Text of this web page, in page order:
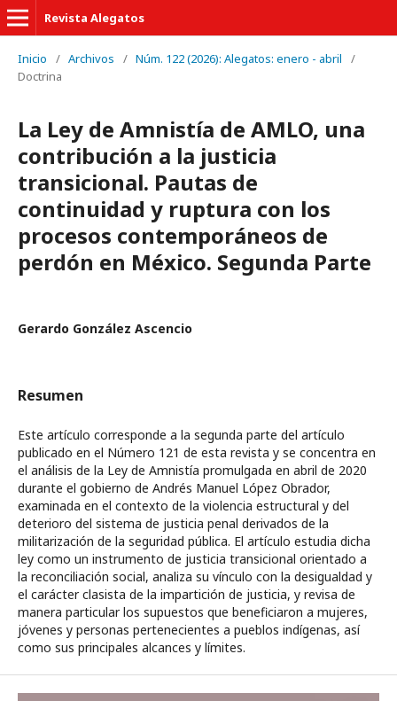
Revista Alegatos
Inicio / Archivos / Núm. 122 (2026): Alegatos: enero - abril
/
Doctrina
La Ley de Amnistía de AMLO, una
contribución a la justicia
transicional. Pautas de
continuidad y ruptura con los
procesos contemporáneos de
perdón en México. Segunda Parte
Gerardo González Ascencio
Resumen
Este artículo corresponde a la segunda parte del artículo
publicado en el Número 121 de esta revista y se concentra en
el análisis de la Ley de Amnistía promulgada en abril de 2020
durante el gobierno de Andrés Manuel López Obrador,
examinada en el contexto de la violencia estructural y del
deterioro del sistema de justicia penal derivados de la
militarización de la seguridad pública. El artículo estudia dicha
ley como un instrumento de justicia transicional orientado a
la reconciliación social, analiza su vínculo con la desigualdad y
el carácter clasista de la impartición de justicia, y revisa de
manera particular los supuestos que beneficiaron a mujeres,
jóvenes y personas pertenecientes a pueblos indígenas, así
como sus principales alcances y límites.